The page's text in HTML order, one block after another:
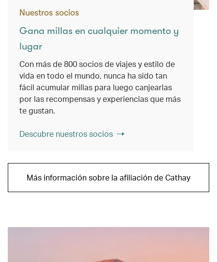
Nuestros socios
Gana millas en cualquier momento y
lugar
Con más de 800 socios de viajes y estilo de
vida en todo el mundo, nunca ha sido tan
fácil acumular millas para luego canjearlas
por las recompensas y experiencias que más
te gustan.
Descubre nuestros socios
Más información sobre la afiliación de Cathay